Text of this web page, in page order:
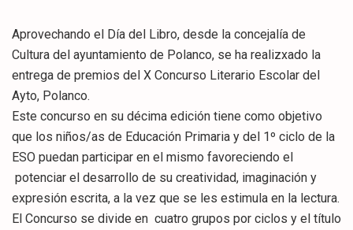
Aprovechando el Día del Libro, desde la concejalía de
Cultura del ayuntamiento de Polanco, se ha realizxado la
entrega de premios del X Concurso Literario Escolar del
Ayto, Polanco.
Este concurso en su décima edición tiene como objetivo
que los niños/as de Educación Primaria y del 1º ciclo de la
ESO puedan participar en el mismo favoreciendo el
potenciar el desarrollo de su creatividad, imaginación y
expresión escrita, a la vez que se les estimula en la lectura.
El Concurso se divide en cuatro grupos por ciclos y el título